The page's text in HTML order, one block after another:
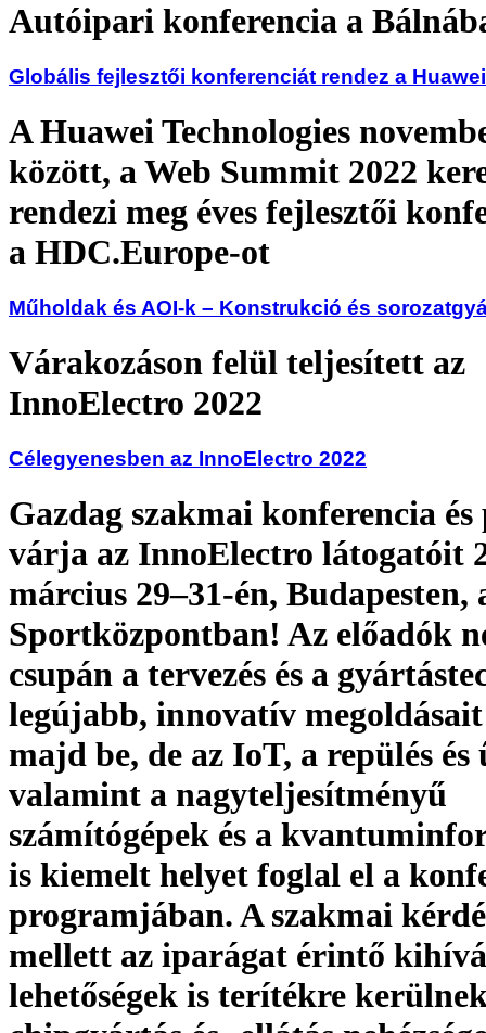
Autóipari konferencia a
Globális fejlesztői konferenciát rendez a Huawei
A Huawei Technologies
között, a Web Summit 2022
rendezi meg éves fejlesztői
a HDC.Europe-ot
Műholdak és AOI-k – Konstrukció és
Várakozáson felül teljesített az
InnoElectro 2022
Célegyenesben az InnoElectro 2022
Gazdag szakmai konferencia
várja az InnoElectro látogatóit
március 29–31-én,
Sportközpontban! Az előadók
csupán a tervezés és a
legújabb, innovatív
majd be, de az IoT, a repülés
valamint a nagyteljesítményű
számítógépek és a
is kiemelt helyet foglal el a
programjában. A szakmai
mellett az iparágat érintő
lehetőségek is terítékre